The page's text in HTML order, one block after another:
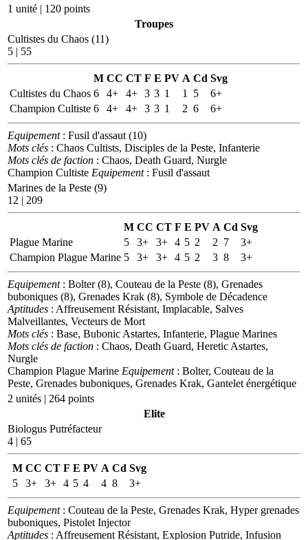
1 unité | 120 points
Troupes
Cultistes du Chaos (11)
5 | 55
M CC CT F E PV A Cd Svg
Cultistes du Chaos 6 4+ 4+ 3 3 1 1 5
6+
Champion Cultiste 6 4+ 4+ 3 3 1 2 6 6+
Equipement: Fusil d'assaut (10)
Mots clés : Chaos Cultists, Disciples de la Peste, Infanterie
Mots clés de faction : Chaos, Death Guard, Nurgle
Champion Cultiste Equipement: Fusil d'assaut
Marines de la Peste (9)
12 | 209
M CC CT F E PV A Cd Svg
Plague Marine
5 3+ 3+ 4 5 2 2 7
3+
Champion Plague Marine 5 3+ 3+ 4 5 2 3 8 3+
Equipement: Bolter (8), Couteau de la Peste (8), Grenades
buboniques (8), Grenades Krak (8), Symbole de Décadence
Aptitudes : Affreusement Résistant, Implacable, Salves
Malveillantes, Vecteurs de Mort
Mots clés : Base, Bubonic Astartes, Infanterie, Plague Marines
Mots clés de faction : Chaos, Death Guard, Heretic Astartes,
Nurgle
Champion Plague Marine Equipement: Bolter, Couteau de la
Peste, Grenades buboniques, Grenades Krak, Gantelet énergétique
2 unités | 264 points
Elite
Biologus Putréfacteur
4 | 65
M CC CT F E PV A Cd Svg
5
3+ 3+ 4 5 4 4 8 3+
Equipement: Couteau de la Peste, Grenades Krak, Hyper grenades
buboniques, Pistolet Injector
Aptitudes : Affreusement Résistant, Explosion Putride, Infusion